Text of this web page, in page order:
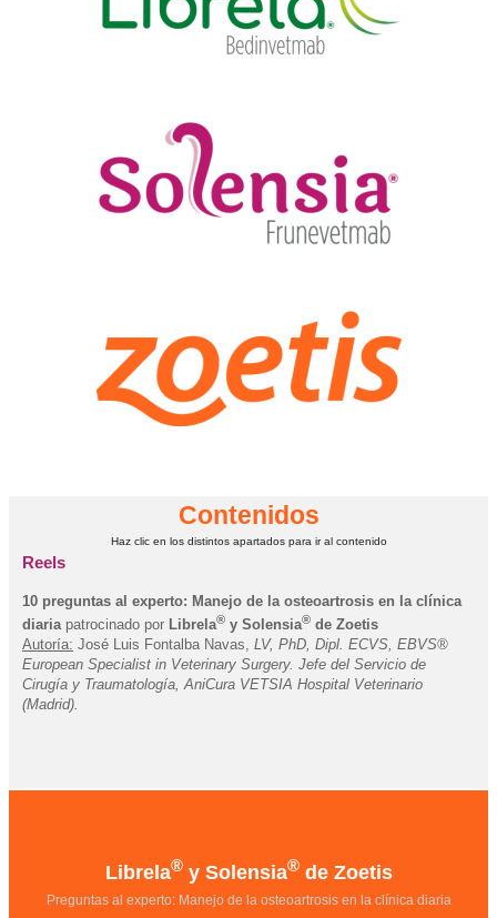
Contenidos
Haz clic en los distintos apartados para ir al contenido
Reels
10 preguntas al experto: Manejo de la osteoartrosis en la clínica
diariapatrocinado por Librela® y Solensia® de Zoetis
Autoría: José Luis Fontalba Navas, LV, PhD, Dipl. ECVS, EBVS®
European Specialist in Veterinary Surgery. Jefe del Servicio de
Cirugía y Traumatología, AniCura VETSIA Hospital Veterinario
(Madrid).
Librela®y Solensia®de Zoetis
Preguntas al experto: Manejo de la osteoartrosis en la clínica diaria